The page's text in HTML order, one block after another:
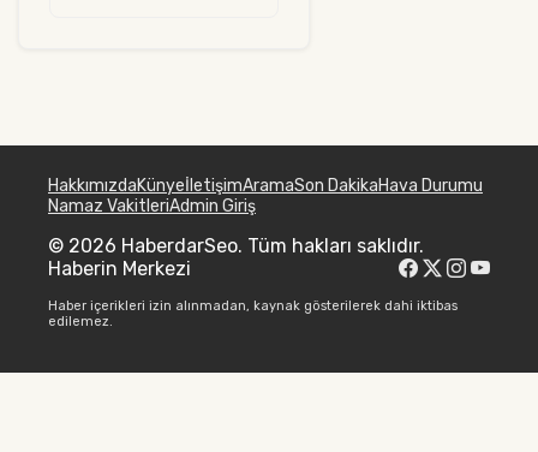
HakkımızdaKünyeİletişimAramaSon DakikaHava Durumu
Namaz VakitleriAdmin Giriş
© 2026 HaberdarSeo. Tüm hakları saklıdır.
Haberin Merkezi
Haber içerikleri izin alınmadan, kaynak gösterilerek dahi iktibas
edilemez.